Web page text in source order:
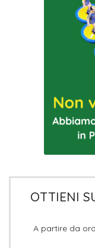
OTTIENI
A partire da